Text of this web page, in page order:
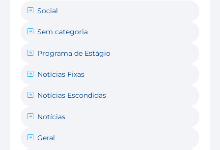
Social
Sem categoria
Programa de Estágio
Notícias Fixas
Notícias Escondidas
Notícias
Geral